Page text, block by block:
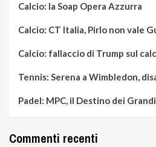
Calcio: la Soap Opera Azzurra
Calcio: CT Italia, Pirlo non vale
Calcio: fallaccio di Trump sul
Tennis: Serena a Wimbledon,
Padel: MPC, il Destino dei
Commenti recenti